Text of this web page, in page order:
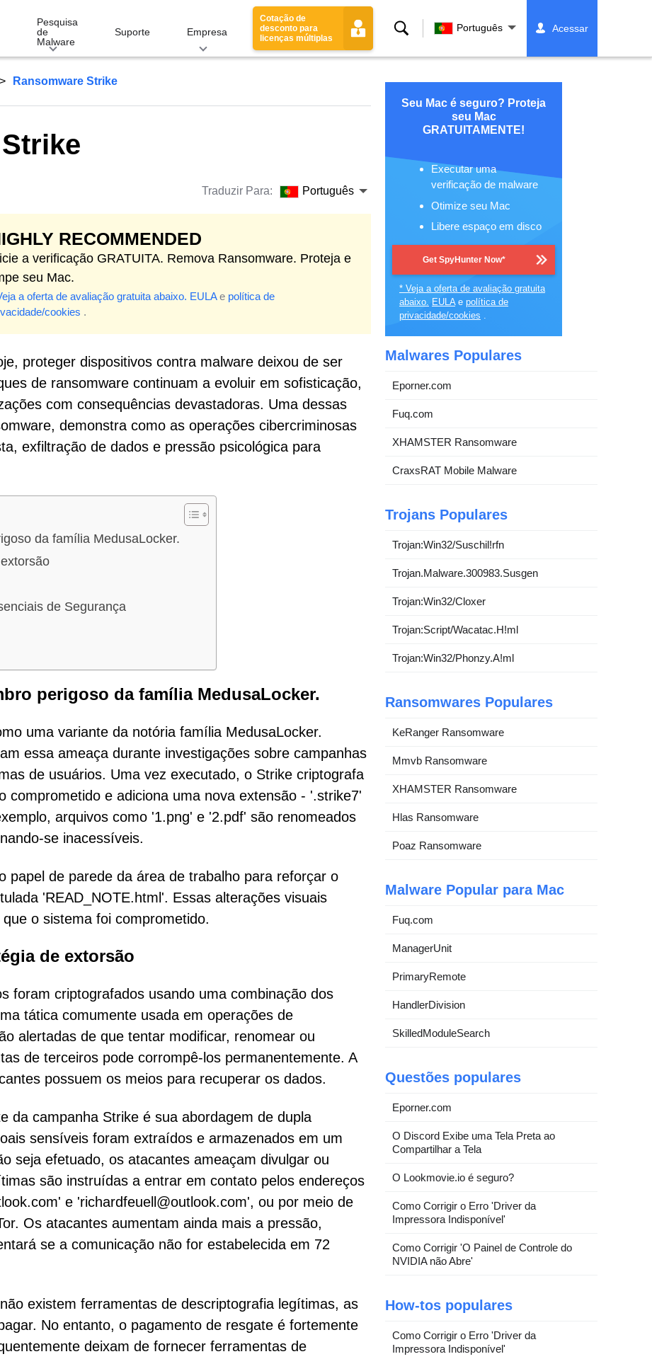
Pesquisa
de
Malware
Suporte Empresa
Cotação de
desconto para
licenças múltiplas
Buscar Português Acessar
Ransomware Strike
Traduzir Para: Português
RECOMMENDED
a verificação GRATUITA. Remova Ransomware. Proteja e
seu Mac.
a oferta de avaliação gratuita abaixo. EULAe política de
cookies .
proteger dispositivos contra malware deixou de ser
de ransomware continuam a evoluir em sofisticação,
com consequências devastadoras. Uma dessas
demonstra como as operações cibercriminosas
exfiltração de dados e pressão psicológica para
da família MedusaLocker.
de Segurança
perigoso da família MedusaLocker.
uma variante da notória família MedusaLocker.
essa ameaça durante investigações sobre campanhas
de usuários. Uma vez executado, o Strike criptografa
comprometido e adiciona uma nova extensão - '.strike7'
arquivos como '1.png' e '2.pdf' são renomeados
se inacessíveis.
papel de parede da área de trabalho para reforçar o
'READ_NOTE.html'. Essas alterações visuais
o sistema foi comprometido.
de extorsão
foram criptografados usando uma combinação dos
tática comumente usada em operações de
alertadas de que tentar modificar, renomear ou
de terceiros pode corrompê-los permanentemente. A
possuem os meios para recuperar os dados.
da campanha Strike é sua abordagem de dupla
sensíveis foram extraídos e armazenados em um
seja efetuado, os atacantes ameaçam divulgar ou
são instruídas a entrar em contato pelos endereços
e 'richardfeuell@outlook.com', ou por meio de
Os atacantes aumentam ainda mais a pressão,
se a comunicação não for estabelecida em 72
existem ferramentas de descriptografia legítimas, as
No entanto, o pagamento de resgate é fortemente
deixam de fornecer ferramentas de
Seu Mac é seguro? Proteja
seu Mac
GRATUITAMENTE!
Executar uma
verificação de malware
Otimize seu Mac
Libere espaço em disco
Get SpyHunter Now*
* Veja a oferta de avaliação gratuita
abaixo. EULAe política de
privacidade/cookies .
Malwares Populares
Eporner.com
Fuq.com
XHAMSTER Ransomware
CraxsRAT Mobile Malware
Trojans Populares
Trojan:Win32/Suschil!rfn
Trojan.Malware.300983.Susgen
Trojan:Win32/Cloxer
Trojan:Script/Wacatac.H!ml
Trojan:Win32/Phonzy.A!ml
Ransomwares Populares
KeRanger Ransomware
Mmvb Ransomware
XHAMSTER Ransomware
Hlas Ransomware
Poaz Ransomware
Malware Popular para Mac
Fuq.com
ManagerUnit
PrimaryRemote
HandlerDivision
SkilledModuleSearch
Questões populares
Eporner.com
O Discord Exibe uma Tela Preta ao
Compartilhar a Tela
O Lookmovie.io é seguro?
Como Corrigir o Erro 'Driver da
Impressora Indisponível'
Como Corrigir 'O Painel de Controle do
NVIDIA não Abre'
How-tos populares
Como Corrigir o Erro 'Driver da
Impressora Indisponível'